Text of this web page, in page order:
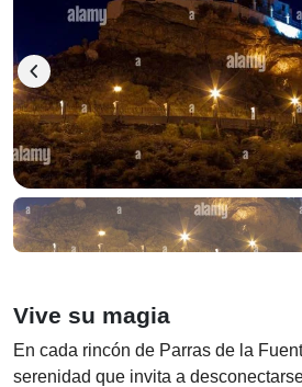
chevron_left
Vive su magia
En cada rincón de Parras de la
serenidad que invita a